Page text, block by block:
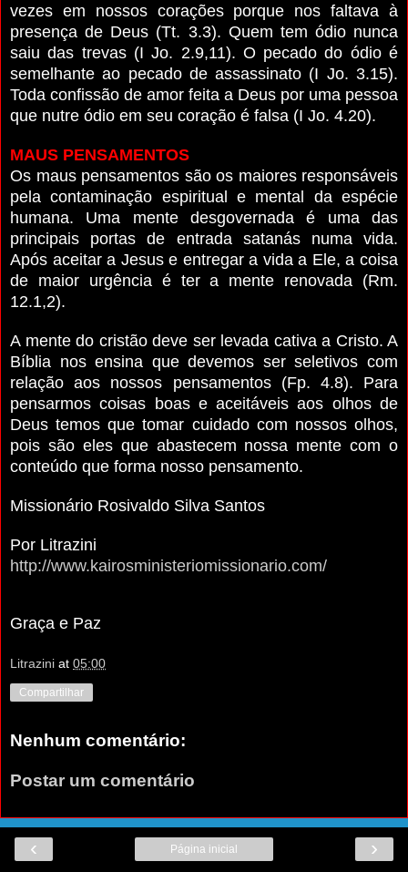
vezes em nossos corações porque nos faltava à
presença de Deus (Tt. 3.3). Quem tem ódio nunca
saiu das trevas (I Jo. 2.9,11). O pecado do ódio é
semelhante ao pecado de assassinato (I Jo. 3.15).
Toda confissão de amor feita a Deus por uma pessoa
que nutre ódio em seu coração é falsa (I Jo. 4.20).
MAUS PENSAMENTOS
Os maus pensamentos são os maiores responsáveis
pela contaminação espiritual e mental da espécie
humana. Uma mente desgovernada é uma das
principais portas de entrada satanás numa vida.
Após aceitar a Jesus e entregar a vida a Ele, a coisa
de maior urgência é ter a mente renovada (Rm.
12.1,2).
A mente do cristão deve ser levada cativa a Cristo. A
Bíblia nos ensina que devemos ser seletivos com
relação aos nossos pensamentos (Fp. 4.8). Para
pensarmos coisas boas e aceitáveis aos olhos de
Deus temos que tomar cuidado com nossos olhos,
pois são eles que abastecem nossa mente com o
conteúdo que forma nosso pensamento.
Missionário Rosivaldo Silva Santos
Por Litrazini
http://www.kairosministeriomissionario.com/
Graça e Paz
Litrazini at 05:00
Compartilhar
Nenhum comentário:
Postar um comentário
‹ ›
Página inicial